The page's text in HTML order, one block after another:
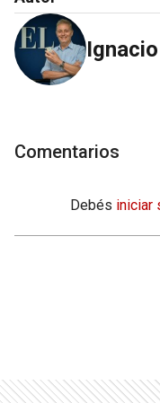
Comentarios
Debés iniciar